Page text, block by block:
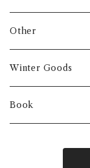
Other
Winter Goods
Book